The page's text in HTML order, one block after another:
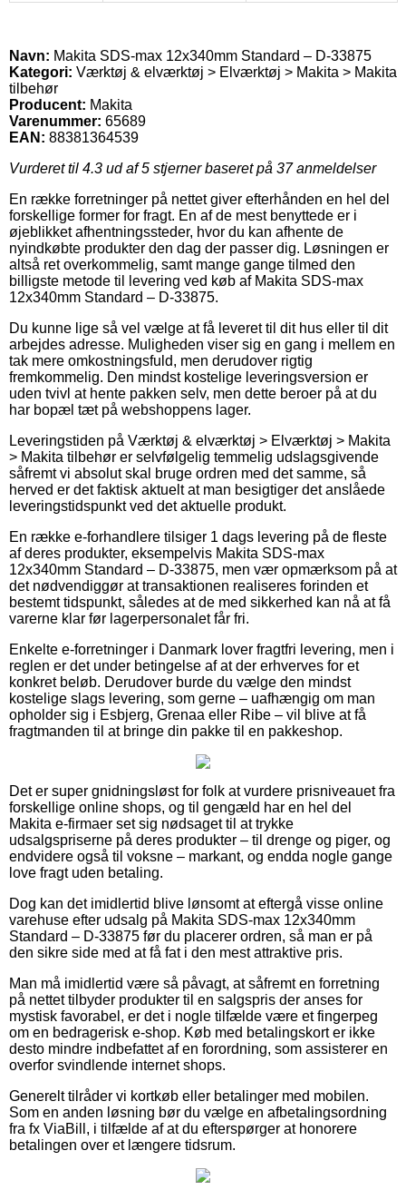
Navn: Makita SDS-max 12x340mm Standard – D-33875
Kategori: Værktøj & elværktøj > Elværktøj > Makita > Makita
tilbehør
Producent: Makita
Varenummer: 65689
EAN: 88381364539
Vurderet til 4.3 ud af 5 stjerner baseret på 37anmeldelser
En række forretninger på nettet giver efterhånden en hel del
forskellige former for fragt. En af de mest benyttede er i
øjeblikket afhentningssteder, hvor du kan afhente de
nyindkøbte produkter den dag der passer dig. Løsningen er
altså ret overkommelig, samt mange gange tilmed den
billigste metode til levering ved køb af Makita SDS-max
12x340mm Standard – D-33875.
Du kunne lige så vel vælge at få leveret til dit hus eller til dit
arbejdes adresse. Muligheden viser sig en gang i mellem en
tak mere omkostningsfuld, men derudover rigtig
fremkommelig. Den mindst kostelige leveringsversion er
uden tvivl at hente pakken selv, men dette beroer på at du
har bopæl tæt på webshoppens lager.
Leveringstiden på Værktøj & elværktøj > Elværktøj > Makita
> Makita tilbehør er selvfølgelig temmelig udslagsgivende
såfremt vi absolut skal bruge ordren med det samme, så
herved er det faktisk aktuelt at man besigtiger det anslåede
leveringstidspunkt ved det aktuelle produkt.
En række e-forhandlere tilsiger 1 dags levering på de fleste
af deres produkter, eksempelvis Makita SDS-max
12x340mm Standard – D-33875, men vær opmærksom på at
det nødvendiggør at transaktionen realiseres forinden et
bestemt tidspunkt, således at de med sikkerhed kan nå at få
varerne klar før lagerpersonalet får fri.
Enkelte e-forretninger i Danmark lover fragtfri levering, men i
reglen er det under betingelse af at der erhverves for et
konkret beløb. Derudover burde du vælge den mindst
kostelige slags levering, som gerne – uafhængig om man
opholder sig i Esbjerg, Grenaa eller Ribe – vil blive at få
fragtmanden til at bringe din pakke til en pakkeshop.
Det er super gnidningsløst for folk at vurdere prisniveauet fra
forskellige online shops, og til gengæld har en hel del
Makita e-firmaer set sig nødsaget til at trykke
udsalgspriserne på deres produkter – til drenge og piger, og
endvidere også til voksne – markant, og endda nogle gange
love fragt uden betaling.
Dog kan det imidlertid blive lønsomt at eftergå visse online
varehuse efter udsalg på Makita SDS-max 12x340mm
Standard – D-33875 før du placerer ordren, så man er på
den sikre side med at få fat i den mest attraktive pris.
Man må imidlertid være så påvagt, at såfremt en forretning
på nettet tilbyder produkter til en salgspris der anses for
mystisk favorabel, er det i nogle tilfælde være et fingerpeg
om en bedragerisk e-shop. Køb med betalingskort er ikke
desto mindre indbefattet af en forordning, som assisterer en
overfor svindlende internet shops.
Generelt tilråder vi kortkøb eller betalinger med mobilen.
Som en anden løsning bør du vælge en afbetalingsordning
fra fx ViaBill, i tilfælde af at du efterspørger at honorere
betalingen over et længere tidsrum.